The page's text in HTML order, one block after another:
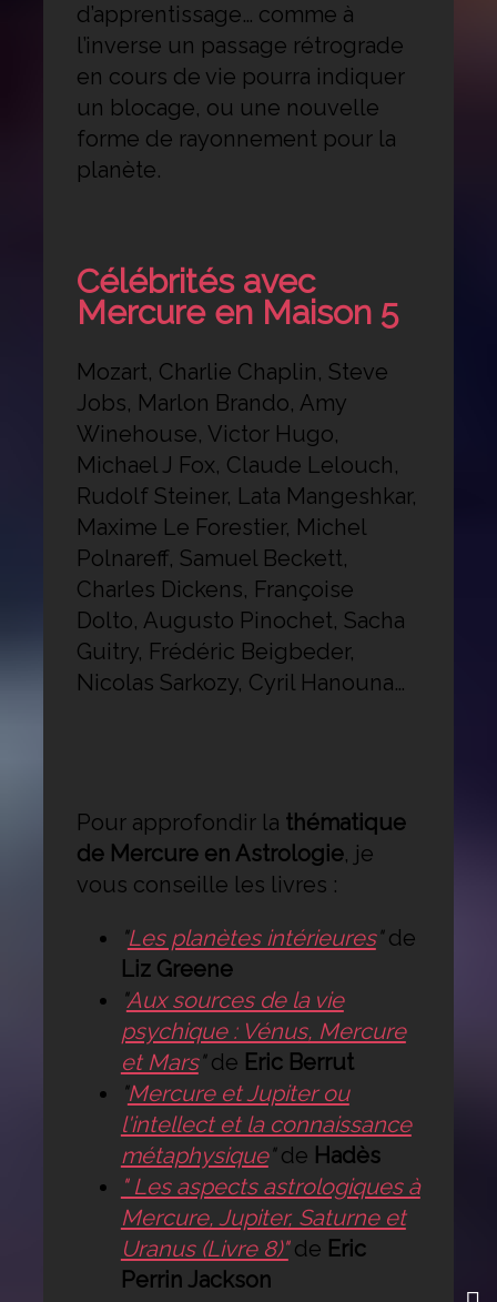
d’apprentissage… comme à
l’inverse un passage rétrograde
en cours de vie pourra indiquer
un blocage, ou une nouvelle
forme de rayonnement pour la
planète.
Célébrités avec
Mercure en Maison 5
Mozart, Charlie Chaplin, Steve
Jobs, Marlon Brando, Amy
Winehouse, Victor Hugo,
Michael J Fox, Claude Lelouch,
Rudolf Steiner, Lata Mangeshkar,
Maxime Le Forestier, Michel
Polnareff, Samuel Beckett,
Charles Dickens, Françoise
Dolto, Augusto Pinochet, Sacha
Guitry, Frédéric Beigbeder,
Nicolas Sarkozy, Cyril Hanouna…
Pour approfondir la thématique
de Mercure en Astrologie, je
vous conseille les livres :
"Les planètes intérieures"de
Liz Greene
"Aux sources de la vie
psychique : Vénus, Mercure
et Mars"de Eric Berrut
"Mercure et Jupiter ou
l'intellect et la connaissance
métaphysique"de Hadès
" Les aspects astrologiques à
Mercure, Jupiter, Saturne et
Uranus (Livre 8)"de Eric
Perrin Jackson